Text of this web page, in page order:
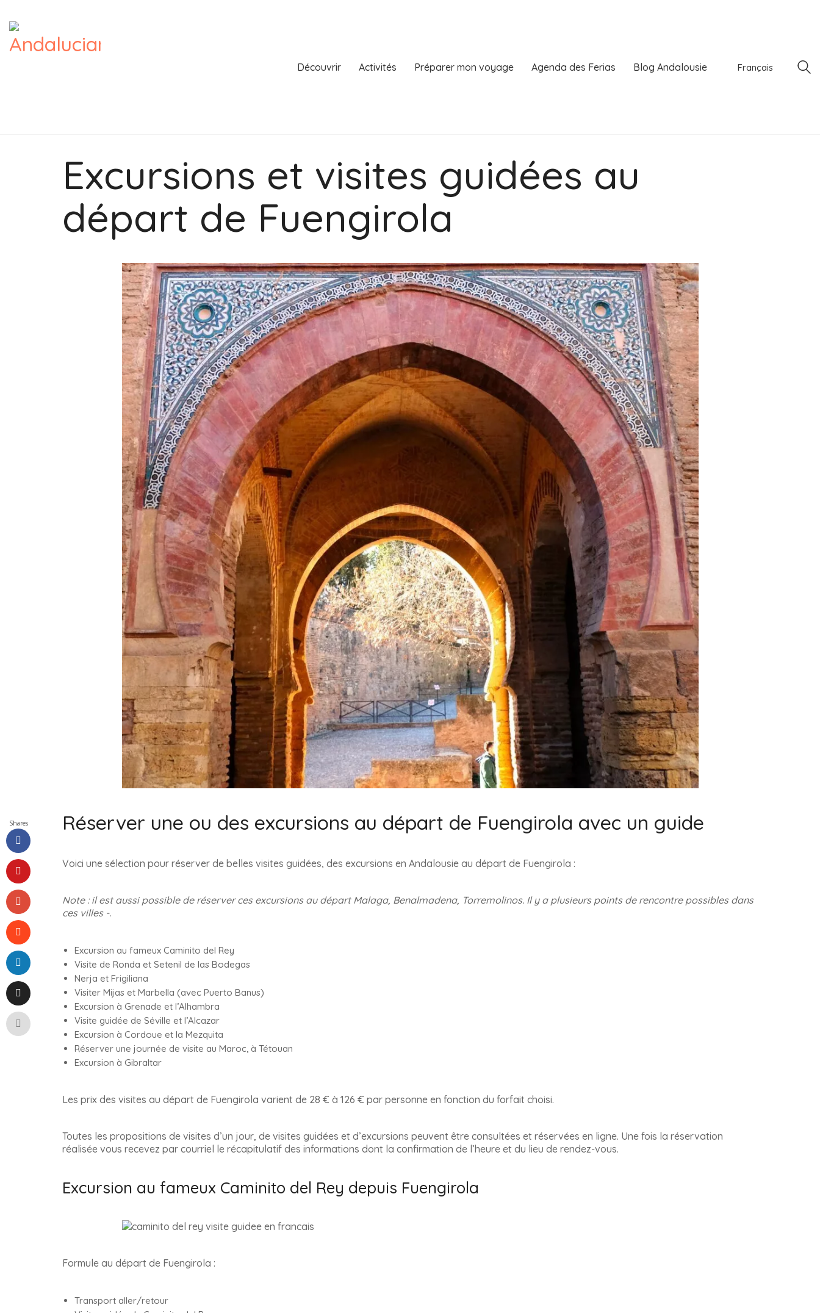
Découvrir Activités Préparer mon voyage Agenda des Ferias Blog Andalousie Français
Excursions et visites guidées au
départ de Fuengirola
Réserver une ou des excursions au départ de Fuengirola avec un guide
Voici une sélection pour réserver de belles visites guidées, des excursions en Andalousie au départ de Fuengirola :
Note : il est aussi possible de réserver ces excursions au départ Malaga, Benalmadena, Torremolinos. Il y a plusieurs points de rencontre possibles dans
ces villes -.
Excursion au fameux Caminito del Rey
Visite de Ronda et Setenil de las Bodegas
Nerja et Frigiliana
Visiter Mijas et Marbella (avec Puerto Banus)
Excursion à Grenade et l’Alhambra
Visite guidée de Séville et l’Alcazar
Excursion à Cordoue et la Mezquita
Réserver une journée de visite au Maroc, à Tétouan
Excursion à Gibraltar
Les prix des visites au départ de Fuengirola varient de 28 € à 126 € par personne en fonction du forfait choisi.
Toutes les propositions de visites d’un jour, de visites guidées et d’excursions peuvent être consultées et réservées en ligne. Une fois la réservation
réalisée vous recevez par courriel le récapitulatif des informations dont la confirmation de l’heure et du lieu de rendez-vous.
Excursion au fameux Caminito del Rey depuis Fuengirola
Formule au départ de Fuengirola :
Transport aller/retour
Shares